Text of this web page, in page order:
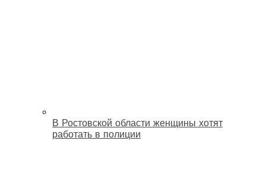
В Ростовской области женщины хотят
работать в полиции